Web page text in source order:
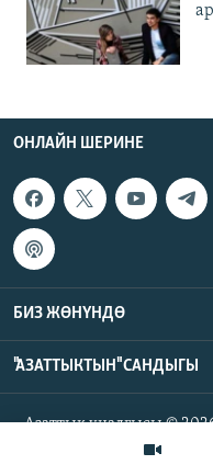
ОНЛАЙН ШЕРИНЕ
БИЗ ЖӨНҮНДӨ
"АЗАТТЫКТЫН" САНДЫГЫ
Азаттык үналгысы ©